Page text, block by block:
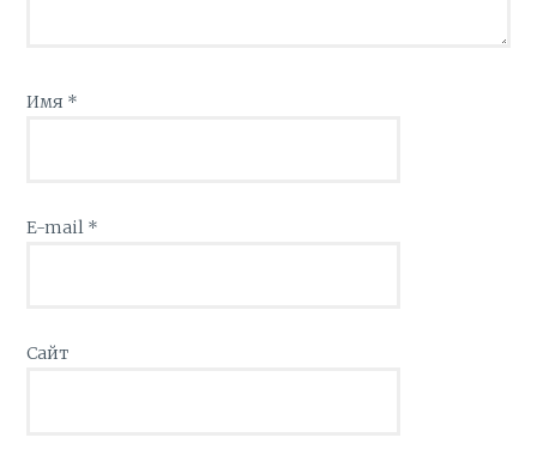
Имя *
E-mail *
Сайт